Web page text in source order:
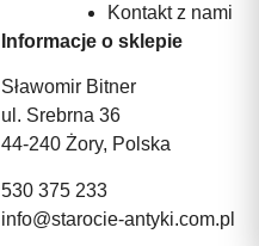
Kontakt z nami
Informacje o sklepie
Sławomir Bitner
ul. Srebrna 36
44-240 Żory, Polska
530 375 233
info@starocie-antyki.com.pl